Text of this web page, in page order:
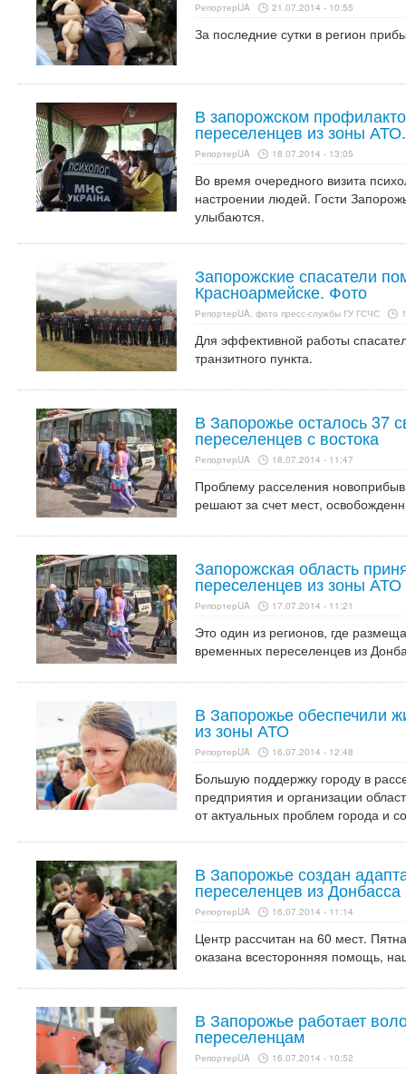
РепортерUA 21.07.2014 - 10:55
За последние сутки в регион
В запорожском
переселенцев из зоны
РепортерUA 18.07.2014 - 13:05
Во время очередного визита
настроении людей. Гости
улыбаются.
Запорожские спасатели
Красноармейске. Фото
РепортерUA, фото пресс-службы ГУ ГСЧС
Для эффективной работы
транзитного пункта.
В Запорожье осталось 37
переселенцев с востока
РепортерUA 18.07.2014 - 11:47
Проблему расселения
решают за счет мест,
Запорожская область
переселенцев из зоны АТО
РепортерUA 17.07.2014 - 11:21
Это один из регионов, где
временных переселенцев из
В Запорожье обеспечили
из зоны АТО
РепортерUA 16.07.2014 - 12:48
Большую поддержку городу в
предприятия и организации
от актуальных проблем города и
В Запорожье создан
переселенцев из Донбасса
РепортерUA 16.07.2014 - 11:14
Центр рассчитан на 60 мест.
оказана всесторонняя помощь,
В Запорожье работает
переселенцам
РепортерUA 16.07.2014 - 10:52